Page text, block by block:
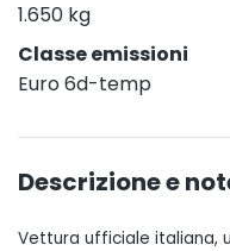
1.650 kg
Classe emissioni
Euro 6d-temp
Descrizione e
Vettura ufficiale italiana,